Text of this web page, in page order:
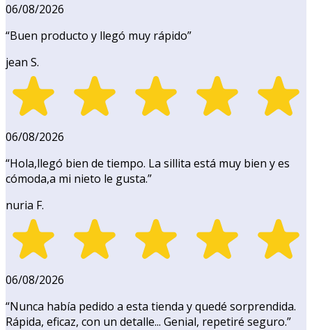
06/08/2026
“Buen producto y llegó muy rápido”
jean S.
06/08/2026
“Hola,llegó bien de tiempo. La sillita está muy bien y es
cómoda,a mi nieto le gusta.”
nuria F.
06/08/2026
“Nunca había pedido a esta tienda y quedé sorprendida.
Rápida, eficaz, con un detalle... Genial, repetiré seguro.”